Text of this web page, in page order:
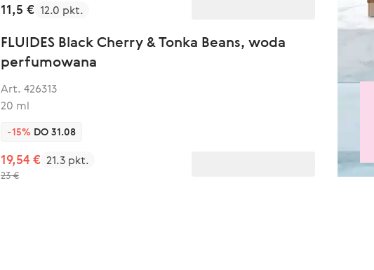
11,5 € 12.0 pkt.
FLUIDES Black Cherry & Tonka Beans, woda
perfumowana
Art. 426313
20 ml
-15% DO 31.08
19,54 €
23 €
21.3 pkt.